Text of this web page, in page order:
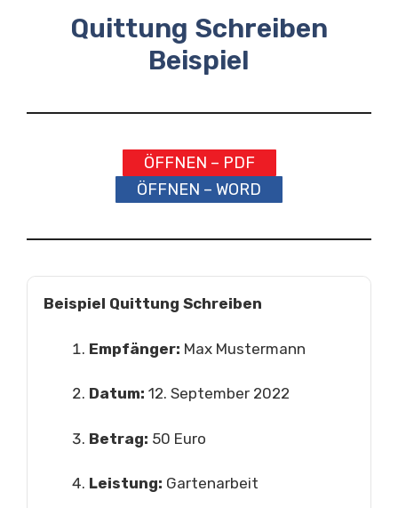
Quittung Schreiben
Beispiel
ÖFFNEN – PDF
ÖFFNEN – WORD
Beispiel Quittung Schreiben
Empfänger: Max Mustermann
Datum: 12. September 2022
Betrag: 50 Euro
Leistung: Gartenarbeit